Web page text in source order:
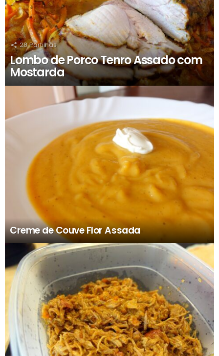
28 Partilhas
Lombo de Porco Tenro Assado com
Mostarda
Creme de Couve Flor Assada